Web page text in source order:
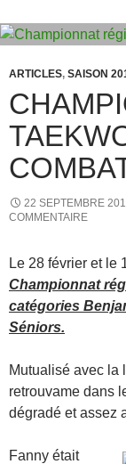
k
ARTICLES, SAISON
22 SEPTEMBRE
COMMENTAIRE
Le 28 février et le
Championnat
catégories
Séniors.
Mutualisé avec la
retrouvame dans
dégradé et assez
Fanny était